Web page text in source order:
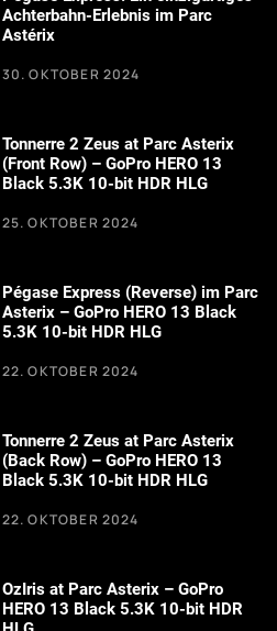
Achterbahn-Erlebnis im Parc
Astérix
30. OKTOBER 2024
Tonnerre 2 Zeus at Parc Asterix
(Front Row) – GoPro HERO 13
Black 5.3K 10-bit HDR HLG
25. OKTOBER 2024
Pégase Express (Reverse) im Parc
Asterix – GoPro HERO 13 Black
5.3K 10-bit HDR HLG
22. OKTOBER 2024
Tonnerre 2 Zeus at Parc Asterix
(Back Row) – GoPro HERO 13
Black 5.3K 10-bit HDR HLG
22. OKTOBER 2024
OzIris at Parc Asterix – GoPro
HERO 13 Black 5.3K 10-bit HDR